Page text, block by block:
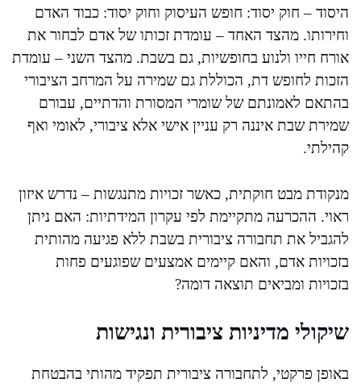
היסוד – חוק יסוד: חופש העיסוק וחוק יסוד: כבוד האדם
וחירותו. מהצד האחד – עומדת זכותו של אדם לבחור את
אורח חייו ולנוע בחופשיות, גם בשבת. מהצד השני – עומדת
הזכות לחופש דת, הכוללת גם שמירה על המרחב הציבורי
בהתאם לאמונתם של שומרי המסורת והדתיים, עבורם
שמירת שבת איננה רק עניין אישי אלא ציבורי, לאומי ואף
קהילתי.
מנקודת מבט חוקתית, כאשר זכויות מתנגשות – נדרש איזון
ראוי. ההכרעה מתקיימת לפי עקרון המידתיות: האם ניתן
להגביל את תחבורה ציבורית בשבת ללא פגיעה מהותית
בזכויות אדם, והאם קיימים אמצעים שפוגעים פחות
בזכויות ומביאים תוצאה דומה?
שיקולי מדיניות ציבורית ונגישות
באופן פרקטי, לתחבורה ציבורית תפקיד מהותי בהבטחת